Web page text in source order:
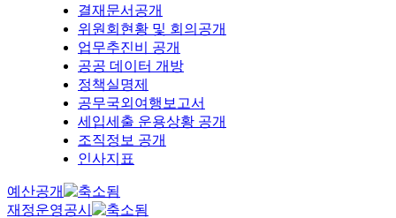
결재문서공개
위원회현황 및 회의공개
업무추진비 공개
공공 데이터 개방
정책실명제
공무국외여행보고서
세입세출 운용상황 공개
조직정보 공개
인사지표
예산공개
재정운영공시